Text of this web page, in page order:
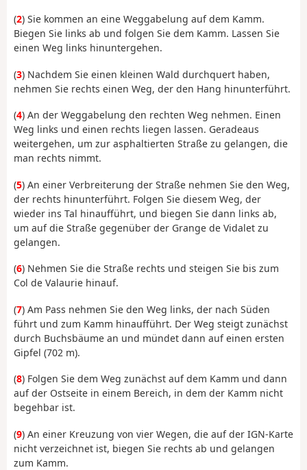
(2) Sie kommen an eine Weggabelung auf dem Kamm.
Biegen Sie links ab und folgen Sie dem Kamm. Lassen Sie
einen Weg links hinuntergehen.
(3) Nachdem Sie einen kleinen Wald durchquert haben,
nehmen Sie rechts einen Weg, der den Hang hinunterführt.
(4) An der Weggabelung den rechten Weg nehmen. Einen
Weg links und einen rechts liegen lassen. Geradeaus
weitergehen, um zur asphaltierten Straße zu gelangen, die
man rechts nimmt.
(5) An einer Verbreiterung der Straße nehmen Sie den Weg,
der rechts hinunterführt. Folgen Sie diesem Weg, der
wieder ins Tal hinaufführt, und biegen Sie dann links ab,
um auf die Straße gegenüber der Grange de Vidalet zu
gelangen.
(6) Nehmen Sie die Straße rechts und steigen Sie bis zum
Col de Valaurie hinauf.
(7) Am Pass nehmen Sie den Weg links, der nach Süden
führt und zum Kamm hinaufführt. Der Weg steigt zunächst
durch Buchsbäume an und mündet dann auf einen ersten
Gipfel (702 m).
(8) Folgen Sie dem Weg zunächst auf dem Kamm und dann
auf der Ostseite in einem Bereich, in dem der Kamm nicht
begehbar ist.
(9) An einer Kreuzung von vier Wegen, die auf der IGN-Karte
nicht verzeichnet ist, biegen Sie rechts ab und gelangen
zum Kamm.